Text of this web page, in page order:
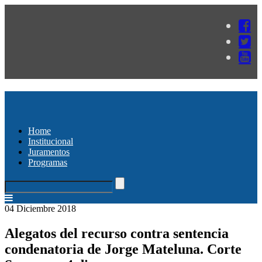
Home
Institucional
Juramentos
Programas
04 Diciembre 2018
Alegatos del recurso contra sentencia
condenatoria de Jorge Mateluna. Corte